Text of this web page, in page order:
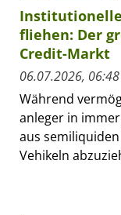
fliehen: Der
Credit-Markt
06.07.2026,
Während
anleger in
aus
Vehikeln